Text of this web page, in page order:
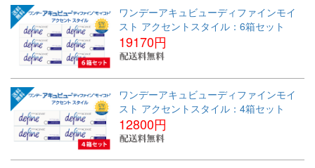
ワンデーアキュビューディファインモイ
スト アクセントスタイル：6箱セット
19170円
ワンデーアキュビューディファインモイ
スト アクセントスタイル：4箱セット
12800円